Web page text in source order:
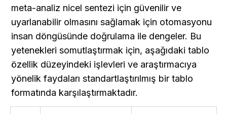
meta-analiz nicel sentezi için güvenilir ve
uyarlanabilir olmasını sağlamak için otomasyonu
insan döngüsünde doğrulama ile dengeler. Bu
yetenekleri somutlaştırmak için, aşağıdaki tablo
özellik düzeyindeki işlevleri ve araştırmacıya
yönelik faydaları standartlaştırılmış bir tablo
formatında karşılaştırmaktadır.